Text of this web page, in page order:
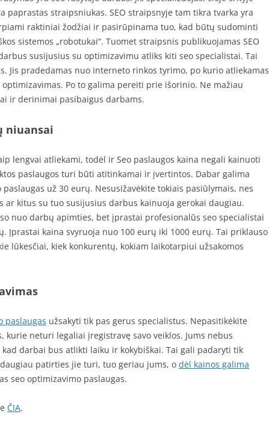
paprastas straipsniukas. SEO straipsnyje tam tikra tvarka yra
raktiniai žodžiai ir pasirūpinama tuo, kad būtų sudominti
sistemos „robotukai“. Tuomet straipsnis publikuojamas SEO
susijusius su optimizavimu atliks kiti seo specialistai. Tai
Jis pradedamas nuo interneto rinkos tyrimo, po kurio atliekamas
Po to galima pereiti prie išorinio. Ne mažiau
ir derinimai pasibaigus darbams.
niuansai
lengvai atliekami, todėl ir Seo paslaugos kaina negali kainuoti
paslaugos turi būti atitinkamai ir įvertintos. Dabar galima
už 30 eurų. Nesusižavėkite tokiais pasiūlymais, nes
ar kitus su tuo susijusius darbus kainuoja gerokai daugiau.
nuo darbų apimties, bet įprastai profesionalūs seo specialistai
Įprastai kaina svyruoja nuo 100 eurų iki 1000 eurų. Tai priklauso
lūkesčiai, kiek konkurentų, kokiam laikotarpiui užsakomos
paslaugas užsakyti tik pas gerus specialistus. Nepasitikėkite
kurie neturi legaliai įregistravę savo veiklos. Jums nebus
darbai bus atlikti laiku ir kokybiškai. Tai gali padaryti tik
patirties jie turi, tuo geriau jums, o dėl kainos galima
seo optimizavimo paslaugas.
ČIA.